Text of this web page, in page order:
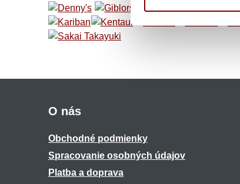
O nás
Obchodné podmienky
Spracovanie osobných údajov
Platba a doprava